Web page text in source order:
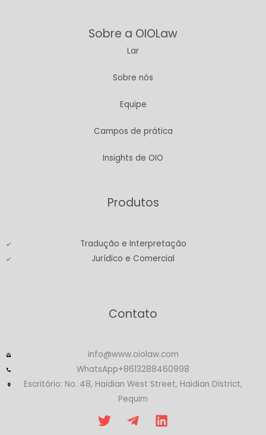
Sobre a OIOLaw
Lar
Sobre nós
Equipe
Campos de prática
Insights de OIO
Produtos
Tradução e Interpretação
Jurídico e Comercial
Contato
info@www.oiolaw.com
WhatsApp+8613288460998
Escritório: No. 48, Haidian West Street, Haidian District,
Pequim